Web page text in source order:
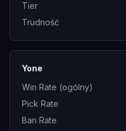
Tier
Trudność
Yone
Win Rate (ogólny)
Pick Rate
Ban Rate